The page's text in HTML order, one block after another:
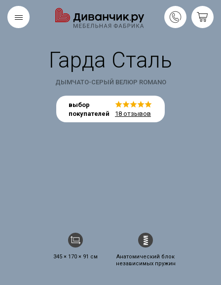
Гарда Сталь
ДЫМЧАТО-СЕРЫЙ ВЕЛЮР ROMANO
выбор
покупателей
18 отзывов
345 × 170 × 91 см
Анатомический блок
независимых пружин
Скандинавская